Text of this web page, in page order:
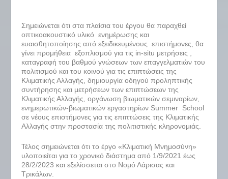
Σημειώνεται ότι στα πλαίσια του έργου θα παραχθεί
οπτικοακουστικό υλικό ενημέρωσης και
ευαισθητοποίησης από εξειδικευμένους επιστήμονες, θα
γίνει προμήθεια εξοπλισμού για τις in-situ μετρήσεις ,
καταγραφή του βαθμού γνώσεων των επαγγελματιών του
πολιτισμού και του κοινού για τις επιπτώσεις της
Κλιματικής Αλλαγής, δημιουργία οδηγού προληπτικής
συντήρησης και μετρήσεων των επιπτώσεων της
Κλιματικής Αλλαγής, οργάνωση βιωματικών σεμιναρίων,
ενημερωτικών-βιωματικών εργαστηρίων Summer School
σε νέους επιστήμονες για τις επιπτώσεις της Κλιματικής
Αλλαγής στην προστασία της πολιτιστικής κληρονομιάς.
Τέλος σημειώνεται ότι το έργο «Κλιματική Μνημοσύνη»
υλοποιείται για το χρονικό διάστημα από 1/9/2021 έως
28/2/2023 και εξελίσσεται στο Νομό Λάρισας και
Τρικάλων.